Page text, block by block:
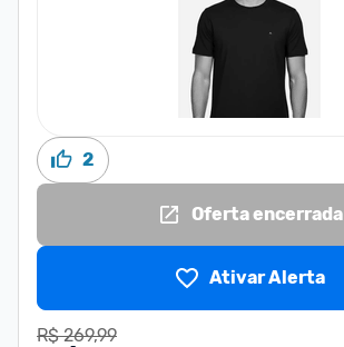
2
Oferta encerrada
Ativar Alerta
R$ 269,99